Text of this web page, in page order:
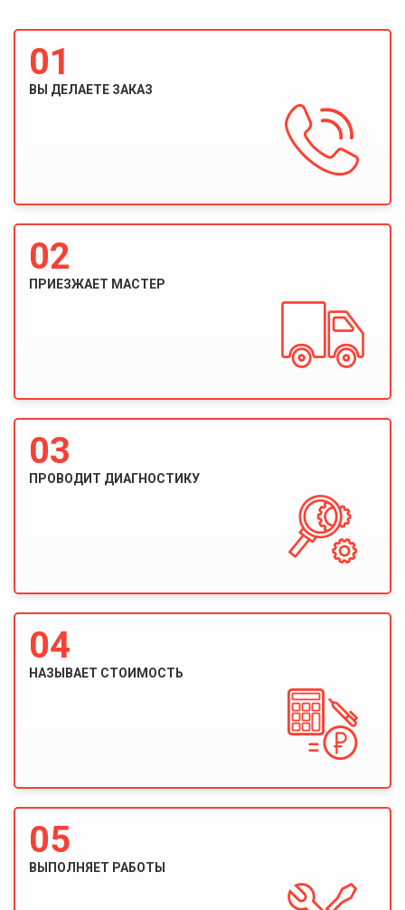
01
ВЫ ДЕЛАЕТЕ ЗАКАЗ
02
ПРИЕЗЖАЕТ МАСТЕР
03
ПРОВОДИТ ДИАГНОСТИКУ
04
НАЗЫВАЕТ СТОИМОСТЬ
05
ВЫПОЛНЯЕТ РАБОТЫ